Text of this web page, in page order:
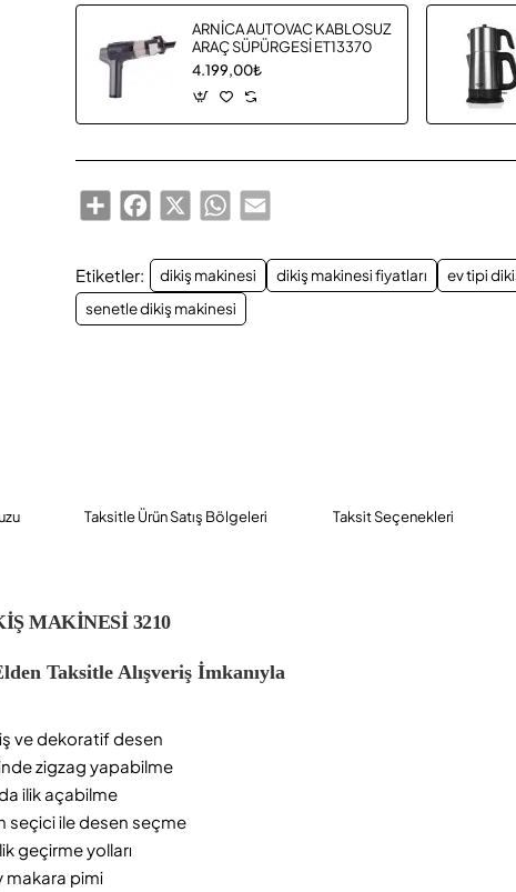
ARNİCA AUTOVAC KABLOSUZ
ARAÇ SÜPÜRGESİ ET13370
4.199,00₺
ShareFacebook
X WhatsApp
Email
Etiketler: dikiş makinesi dikiş makinesi fiyatları
ev tipi
senetle dikiş makinesi
Taksitle Ürün Satış Bölgeleri Taksit Seçenekleri
MAKİNESİ 3210
Taksitle Alışveriş İmkanıyla
ve dekoratif desen
zigzag yapabilme
ilik açabilme
seçici ile desen seçme
geçirme yolları
makara pimi